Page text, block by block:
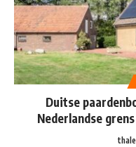
Duitse
Nederlandse